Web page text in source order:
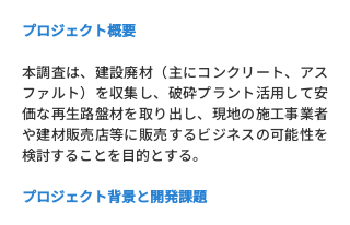
プロジェクト概要
本調査は、建設廃材（主にコンクリート、アス
ファルト）を収集し、破砕プラント活用して安
価な再生路盤材を取り出し、現地の施工事業者
や建材販売店等に販売するビジネスの可能性を
検討することを目的とする。
プロジェクト背景と開発課題